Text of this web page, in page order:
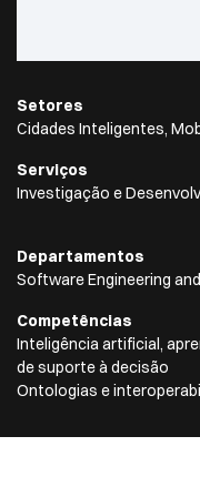
Setores
Cidades Inteligentes,
Serviços
Investigação e
Departamentos
Software Engineering
Competências
Inteligência artificial,
de suporte à decisão
Ontologias e